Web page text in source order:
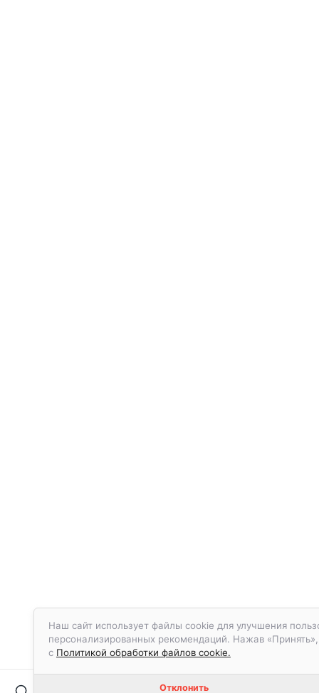
Наш сайт использует файлы cookie для улучшения
персонализированных рекомендаций. Нажав
с Политикой обработки файлов cookie.
Отклонить